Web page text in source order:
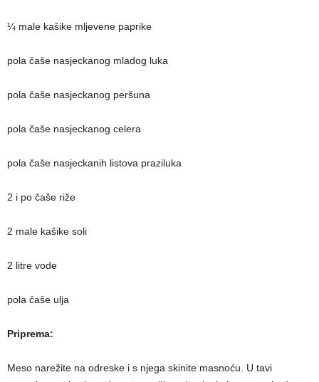
¼ male kašike mljevene paprike
pola čaše nasjeckanog mladog luka
pola čaše nasjeckanog peršuna
pola čaše nasjeckanog celera
pola čaše nasjeckanih listova praziluka
2 i po čaše riže
2 male kašike soli
2 litre vode
pola čaše ulja
Priprema:
Meso narežite na odreske i s njega skinite masnoću. U tavi